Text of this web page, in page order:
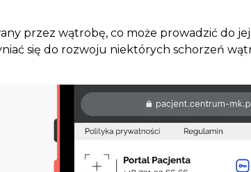
przez wątrobę, co może prowadzić do
się do rozwoju niektórych schorzeń